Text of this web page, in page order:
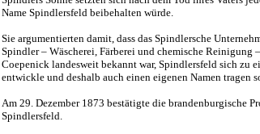
Name Spindlersfeld beibehalten würde.
Sie argumentierten damit, dass das Spindlersche
Spindler – Wäscherei, Färberei und chemische
Coepenick landesweit bekannt war, Spindlersfeld sich zu
entwickle und deshalb auch einen eigenen Namen tragen
Am 29. Dezember 1873 bestätigte die brandenburgische
Spindlersfeld.